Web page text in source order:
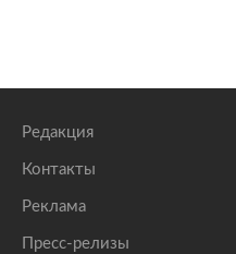
Редакция
Контакты
Реклама
Пресс-релизы